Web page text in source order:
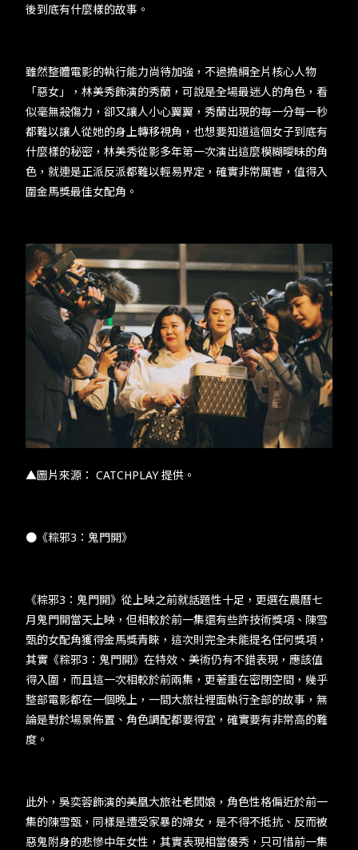
後到底有什麼樣的故事。
雖然整體電影的執行能力尚待加強，不過擔綱全片核心人物
「惡女」，林美秀飾演的秀蘭，可說是全場最迷人的角色，看
似毫無殺傷力，卻又讓人小心翼翼，秀蘭出現的每一分每一秒
都難以讓人從她的身上轉移視角，也想要知道這個女子到底有
什麼樣的秘密，林美秀從影多年第一次演出這麼模糊曖昧的角
色，就連是正派反派都難以輕易界定，確實非常厲害，值得入
圍金馬獎最佳女配角。
▲圖片來源： CATCHPLAY 提供。
●《粽邪3：鬼門開》
《粽邪3：鬼門開》從上映之前就話題性十足，更選在農曆七
月鬼門開當天上映，但相較於前一集還有些許技術獎項、陳雪
甄的女配角獲得金馬獎青睞，這次則完全未能提名任何獎項，
其實《粽邪3：鬼門開》在特效、美術仍有不錯表現，應該值
得入圍，而且這一次相較於前兩集，更著重在密閉空間，幾乎
整部電影都在一個晚上，一間大旅社裡面執行全部的故事，無
論是對於場景佈置、角色調配都要得宜，確實要有非常高的難
度。
此外，吳奕蓉飾演的美凰大旅社老闆娘，角色性格偏近於前一
集的陳雪甄，同樣是遭受家暴的婦女，是不得不抵抗、反而被
惡鬼附身的悲慘中年女性，其實表現相當優秀，只可惜前一集